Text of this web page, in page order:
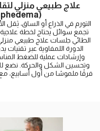
علاج طبيعي منزلي
(Lymphedema) في الكويت
التورم في الذراع أو الساق،
الطائي جلسات علاج طبيعي
الدورة اللمفاوية عبر
وإرشادات عملية للضغط
وتحسين الشكل والحركة. نضع
فرقًا ملموسًا من أول أسابيع، مع